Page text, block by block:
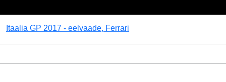
Itaalia GP 2017 - eelvaade, Ferrari